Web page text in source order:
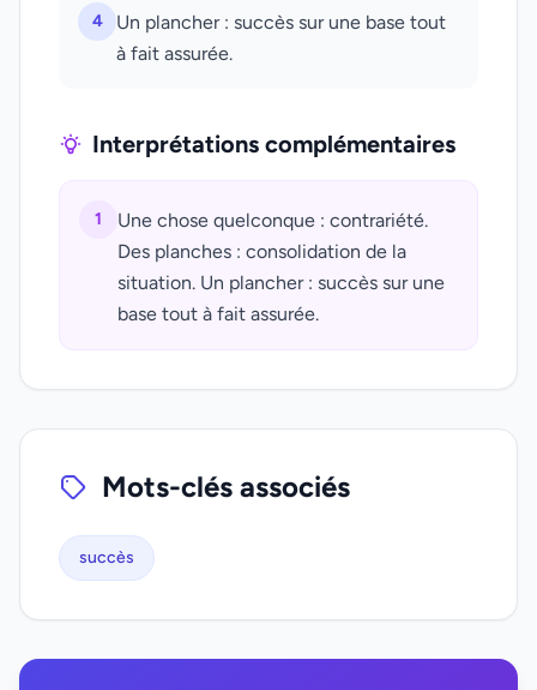
4
Un plancher : succès sur une base tout
à fait assurée.
Interprétations complémentaires
1
Une chose quelconque : contrariété.
Des planches : consolidation de la
situation. Un plancher : succès sur une
base tout à fait assurée.
Mots-clés associés
succès